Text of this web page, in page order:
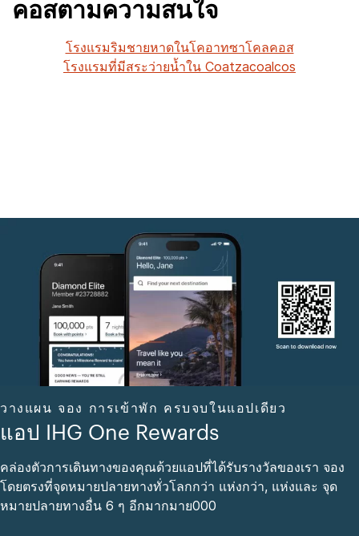
คอสตามความสนใจ
โรงแรมริมชายหาดในโคอาทซาโคลคอส
โรงแรมที่มีสระว่ายน้ำใน Coatzacoalcos
วางแผน จอง การเข้าพัก ครบจบในแอปเดียว
แอป IHG One Rewards
คล่องตัวการเดินทางของคุณด้วยแอปที่ได้รับรางวัลของเรา จอง
โดยตรงที่จุดหมายปลายทางทั่วโลกกว่า แห่งกว่า, แห่งและ จุด
หมายปลายทางอื่น 6 ๆ อีกมากมาย000